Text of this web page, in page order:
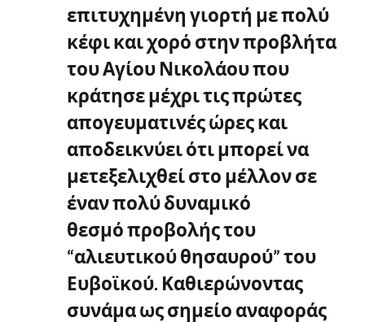
επιτυχημένη γιορτή με πολύ
κέφι και χορό στην προβλήτα
του Αγίου Νικολάου που
κράτησε μέχρι τις πρώτες
απογευματινές ώρες και
αποδεικνύει ότι μπορεί να
μετεξελιχθεί στο μέλλον σε
έναν πολύ δυναμικό
θεσμό προβολής του
“αλιευτικού θησαυρού” του
Ευβοϊκού. Καθιερώνοντας
συνάμα ως σημείο αναφοράς